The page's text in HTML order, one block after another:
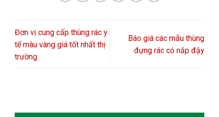
Đơn vị cung cấp thùng rác y
tế màu vàng giá tốt nhất thị
trường
Báo giá các mẫu thùng
đựng rác có nắp đậy